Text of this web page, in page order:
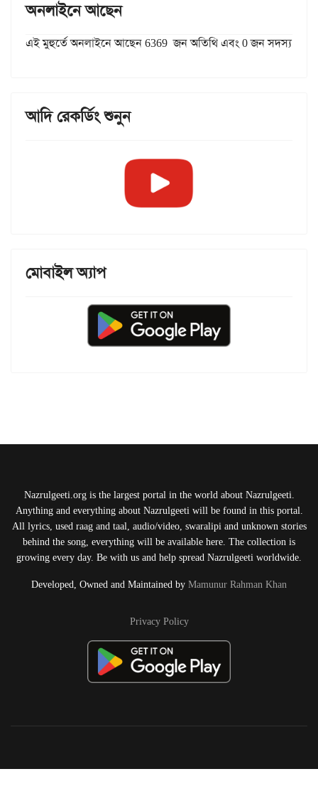
অনলাইনে আছেন
এই মুহুর্তে অনলাইনে আছেন 6369 জন অতিথি এবং 0 জন সদস্য
আদি রেকর্ডিং শুনুন
মোবাইল অ্যাপ
Nazrulgeeti.org is the largest portal in the world about Nazrulgeeti.
Anything and everything about Nazrulgeeti will be found in this portal.
All lyrics, used raag and taal, audio/video, swaralipi and unknown stories
behind the song, everything will be available here. The collection is
growing every day. Be with us and help spread Nazrulgeeti worldwide.
Developed, Owned and Maintained by Mamunur Rahman Khan
Privacy Policy